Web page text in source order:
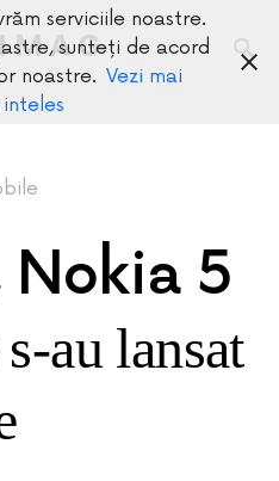
Nokia 5
au lansat
serviciile noastre.
sunteți de acord
noastre. Vezi mai
inteles